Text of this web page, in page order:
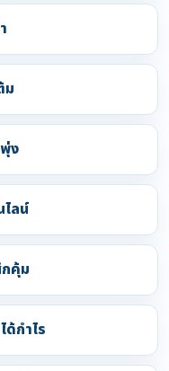
ม
ง
ลน์
คุ้ม
ด้กำไร